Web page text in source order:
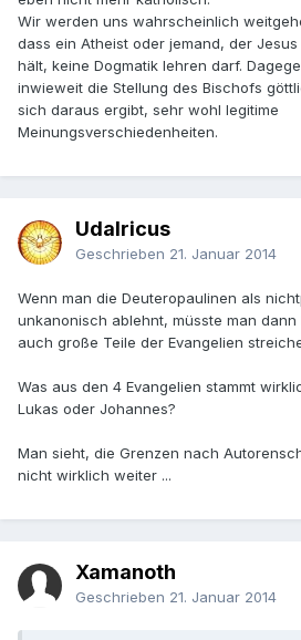
Wir werden uns wahrscheinlich
dass ein Atheist oder jemand, der
hält, keine Dogmatik lehren darf.
inwieweit die Stellung des Bischofs
sich daraus ergibt, sehr wohl legitime
Meinungsverschiedenheiten.
Udalricus
Geschrieben 21. Januar 2014
Wenn man die Deuteropaulinen als
unkanonisch ablehnt, müsste man
auch große Teile der Evangelien
Was aus den 4 Evangelien stammt
Lukas oder Johannes?
Man sieht, die Grenzen nach
nicht wirklich weiter ...
Xamanoth
Geschrieben 21. Januar 2014